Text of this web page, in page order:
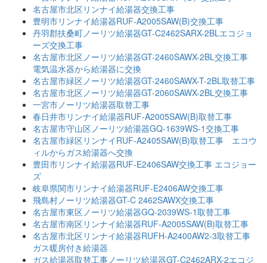
名古屋市北区リンナイ給湯器交換工事
豊明市リンナイ給湯器RUF-A2005SAW(B)交換工事
丹羽郡扶桑町ノーリツ給湯器GT-C2462SARX-2BLエコジョ
ーズ交換工事
名古屋市北区ノーリツ給湯器GT-2460SAWX-2BL交換工事
電気温水器から給湯器に交換
名古屋市緑区ノーリツ給湯器GT-2460SAWX-T-2BL取替工事
名古屋市北区ノーリツ給湯器GT-2060SAWX-2BL交換工事
一宮市ノーリツ給湯器取替工事
春日井市リンナイ給湯器RUF-A2005SAW(B)取替工事
名古屋市守山区ノーリツ給湯器GQ-1639WS-1交換工事
名古屋市緑区リンナイRUF-A2405SAW(B)取替工事 エコウ
ィルからガス給湯器へ交換
豊田市リンナイ給湯器RUF-E2406SAW交換工事 エコジョー
ズ
岐阜県関市リンナイ給湯器RUF-E2406AW交換工事
飛島村ノーリツ給湯器GT-C 2462SAWX交換工事
名古屋市東区ノーリツ給湯器GQ-2039WS-1取替工事
名古屋市南区リンナイ給湯器RUF-A2005SAW(B)取替工事
名古屋市北区リンナイ給湯器RUFH-A2400AW2-3取替工事
ガス暖房付き給湯器
ガス給湯器取替工事ノーリツ給湯器GT-C2462ARX-2エコジ